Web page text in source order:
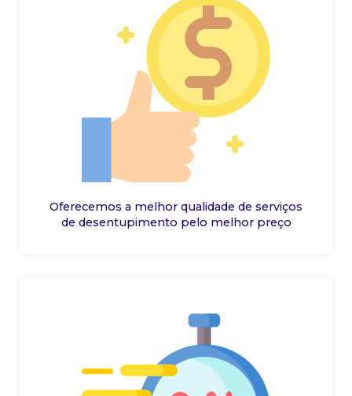
Oferecemos a melhor qualidade de serviços
de desentupimento pelo melhor preço